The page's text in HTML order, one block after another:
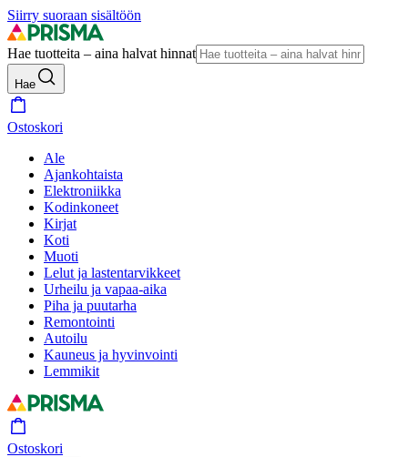
Siirry suoraan sisältöön
Hae tuotteita – aina halvat hinnat
Hae
Ostoskori
Ale
Ajankohtaista
Elektroniikka
Kodinkoneet
Kirjat
Koti
Muoti
Lelut ja lastentarvikkeet
Urheilu ja vapaa-aika
Piha ja puutarha
Remontointi
Autoilu
Kauneus ja hyvinvointi
Lemmikit
Ostoskori